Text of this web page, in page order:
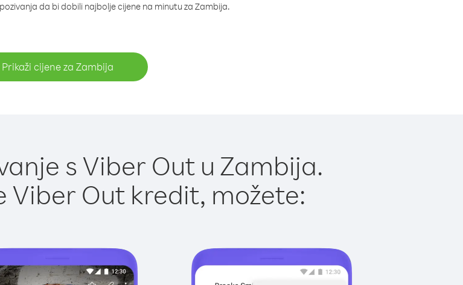
da bi dobili najbolje cijene na minutu za Zambija.
Prikaži cijene za Zambija
s Viber Out u Zambija.
Viber Out kredit, možete: